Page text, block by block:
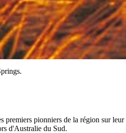
premiers pionniers de la région sur
d'Australie du Sud.